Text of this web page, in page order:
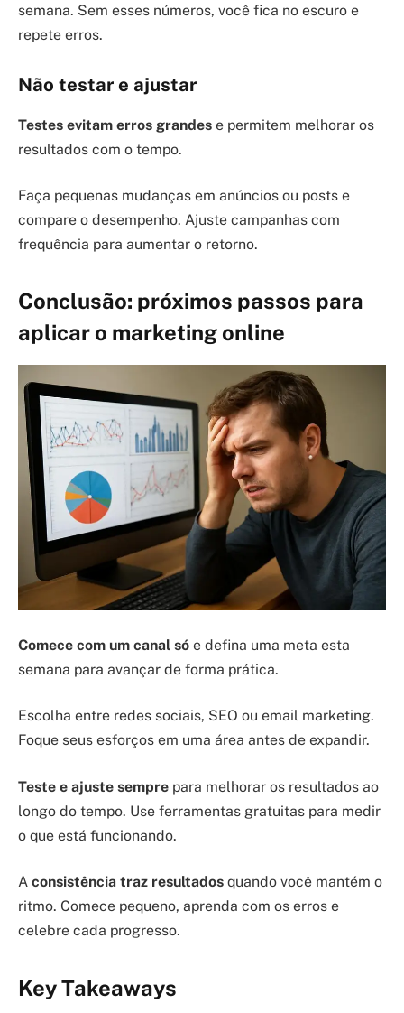
semana. Sem esses números, você fica no escuro e
repete erros.
Não testar e ajustar
Testes evitam erros grandes e permitem melhorar os
resultados com o tempo.
Faça pequenas mudanças em anúncios ou posts e
compare o desempenho. Ajuste campanhas com
frequência para aumentar o retorno.
Conclusão: próximos passos para
aplicar o marketing online
Comece com um canal só e defina uma meta esta
semana para avançar de forma prática.
Escolha entre redes sociais, SEO ou email marketing.
Foque seus esforços em uma área antes de expandir.
Teste e ajuste sempre para melhorar os resultados ao
longo do tempo. Use ferramentas gratuitas para medir
o que está funcionando.
A consistência traz resultados quando você mantém o
ritmo. Comece pequeno, aprenda com os erros e
celebre cada progresso.
Key Takeaways